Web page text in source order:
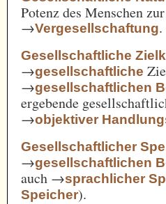
Potenz des Menschen
→Vergesellschaftung.
Gesellschaftliche
→gesellschaftliche
→gesellschaftlichen
ergebende
→objektiver
Gesellschaftlicher
→gesellschaftlichen
auch →sprachlicher
Speicher).